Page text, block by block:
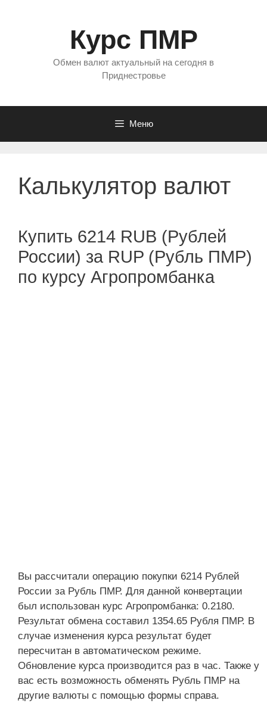
Курс ПМР
Обмен валют актуальный на сегодня в
Приднестровье
Меню
Калькулятор валют
Купить 6214 RUB (Рублей
России) за RUP (Рубль ПМР)
по курсу Агропромбанка
Вы рассчитали операцию покупки 6214 Рублей
России за Рубль ПМР. Для данной конвертации
был использован курс Агропромбанка: 0.2180.
Результат обмена составил 1354.65 Рубля ПМР. В
случае изменения курса результат будет
пересчитан в автоматическом режиме.
Обновление курса производится раз в час. Также у
вас есть возможность обменять Рубль ПМР на
другие валюты с помощью формы справа.